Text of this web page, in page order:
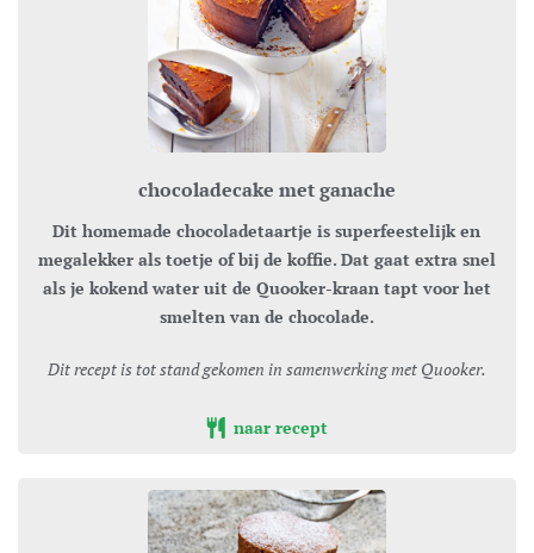
chocoladecake met ganache
Dit homemade chocoladetaartje is superfeestelijk en
megalekker als toetje of bij de koffie. Dat gaat extra snel
als je kokend water uit de Quooker-kraan tapt voor het
smelten van de chocolade.
Dit recept is tot stand gekomen in samenwerking met Quooker.
naar recept